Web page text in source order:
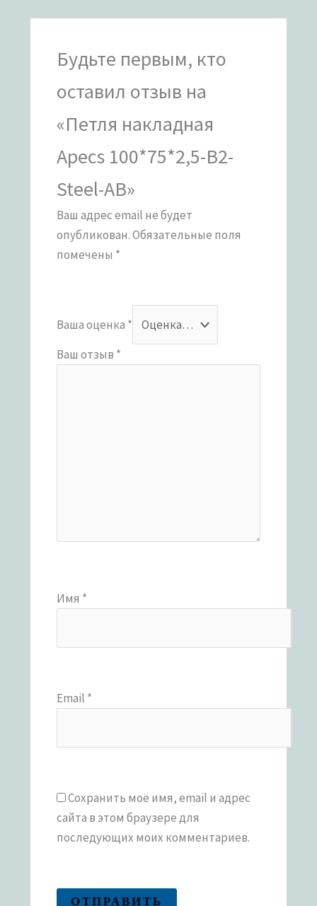
Будьте первым, кто
оставил отзыв на
«Петля накладная
Apecs 100*75*2,5-B2-
Steel-AB»
Ваш адрес email не будет
опубликован.Обязательные поля
помечены *
Ваша оценка *
Ваш отзыв *
Имя *
Email *
Сохранить моё имя, email и адрес
сайта в этом браузере для
последующих моих комментариев.